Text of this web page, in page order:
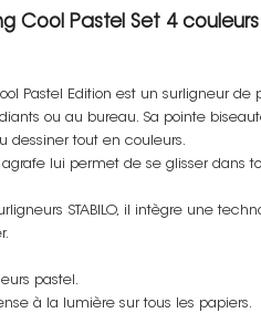
Cool Pastel Set 4 couleurs
cool Pastel Edition est un surligneur
ou au bureau. Sa pointe
dessiner tout en couleurs.
lui permet de se glisser dans
STABILO, il intègre une
pastel.
à la lumière sur tous les papiers.